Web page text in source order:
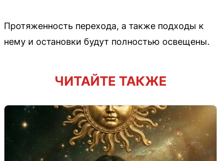
Протяженность перехода, а также подходы к
нему и остановки будут полностью освещены.
ЧИТАЙТЕ ТАКЖЕ